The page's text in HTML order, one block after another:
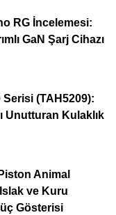
RG İncelemesi:
GaN Şarj Cihazı
Serisi (TAH5209):
Unutturan Kulaklık
Animal
ve Kuru
Gösterisi